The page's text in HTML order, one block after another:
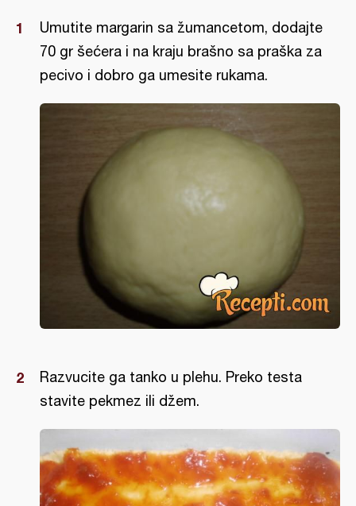
Umutite margarin sa žumancetom, dodajte
70 gr šećera i na kraju brašno sa praška za
pecivo i dobro ga umesite rukama.
Razvucite ga tanko u plehu. Preko testa
stavite pekmez ili džem.